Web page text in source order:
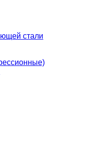
стали